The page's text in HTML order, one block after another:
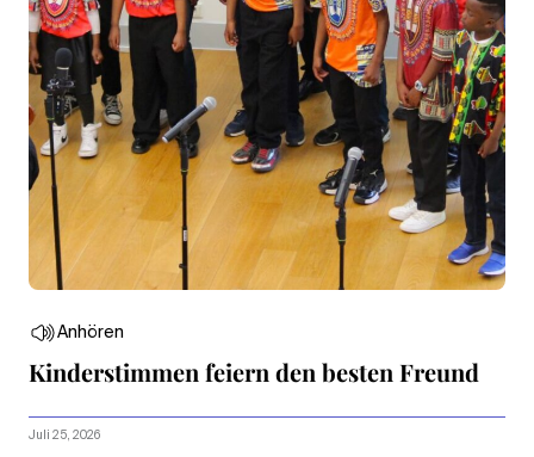
Anhören
Kinderstimmen feiern den besten Freund
Juli 25, 2026